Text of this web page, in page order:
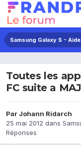
Samsung Galaxy S -
Toutes les
FC suite a
Par Johann Ridarch
25 mai 2012 dans
Réponses